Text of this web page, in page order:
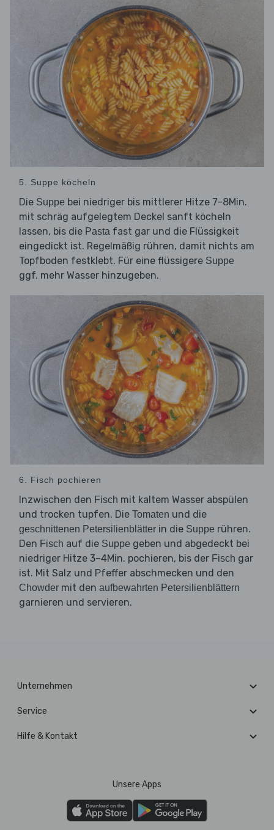
5. Suppe köcheln
Die Suppe bei niedriger bis mittlerer Hitze 7–8Min.
mit schräg aufgelegtem Deckel sanft köcheln
lassen, bis die Pasta fast gar und die Flüssigkeit
eingedickt ist. Regelmäßig rühren, damit nichts am
Topfboden festklebt. Für eine flüssigere Suppe
ggf. mehr Wasser hinzugeben.
6. Fisch pochieren
Inzwischen den Fisch mit kaltem Wasser abspülen
und trocken tupfen. Die Tomaten und die
geschnittenen Petersilienblätter in die Suppe rühren.
Den Fisch auf die Suppe geben und abgedeckt bei
niedriger Hitze 3–4Min. pochieren, bis der Fisch gar
ist. Mit Salz und Pfeffer abschmecken und den
Chowder mit den aufbewahrten Petersilienblättern
garnieren und servieren.
Unternehmen
Service
Hilfe & Kontakt
Unsere Apps